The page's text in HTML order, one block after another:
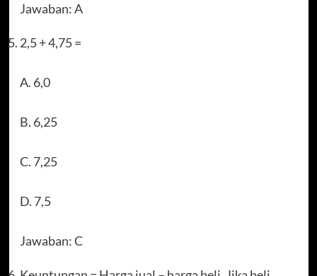
Jawaban: A
2,5 + 4,75 =
A. 6,0
B. 6,25
C. 7,25
D. 7,5
Jawaban: C